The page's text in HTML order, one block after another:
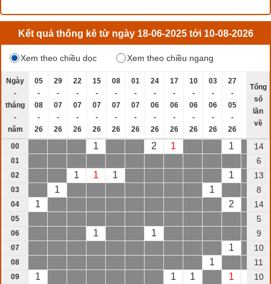
Kết quả thống kê từ ngày 18-06-2025 tới 10-08-2026
Xem theo chiều dọc Xem theo chiều ngang
Ngày
-
tháng
-
năm
05
-
08
-
26
29
-
07
-
26
22
-
07
-
26
15
-
07
-
26
08
-
07
-
26
01
-
07
-
26
24
-
06
-
26
17
-
06
-
26
10
-
06
-
26
03
-
06
-
26
27
-
05
-
26
Tổng
số
lần
về
00 1 2 1 1 14
01 6
02 1 1 1 1 13
03 1 1 8
04 1 2 14
05 5
06 1 1 9
07 1 10
08 1 11
09 1 1 1 1 10